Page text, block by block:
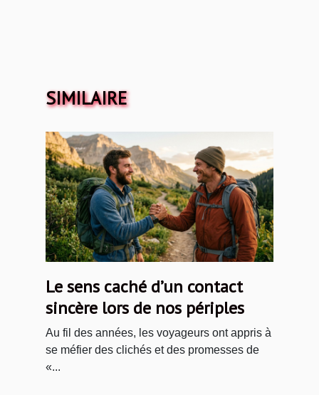
SIMILAIRE
Le sens caché d’un contact
sincère lors de nos périples
Au fil des années, les voyageurs ont appris à
se méfier des clichés et des promesses de
«...